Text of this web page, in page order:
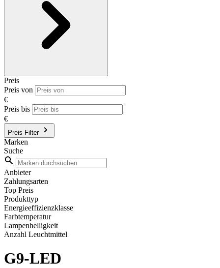
Preis
Preis von
€
Preis bis
€
Preis-Filter
Marken
Suche
Anbieter
Zahlungsarten
Top Preis
Produkttyp
Energieeffizienzklasse
Farbtemperatur
Lampenhelligkeit
Anzahl Leuchtmittel
G9-LED